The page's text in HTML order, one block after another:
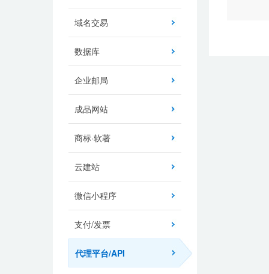
域名交易
数据库
企业邮局
成品网站
商标·软著
云建站
微信小程序
支付/发票
代理平台/API